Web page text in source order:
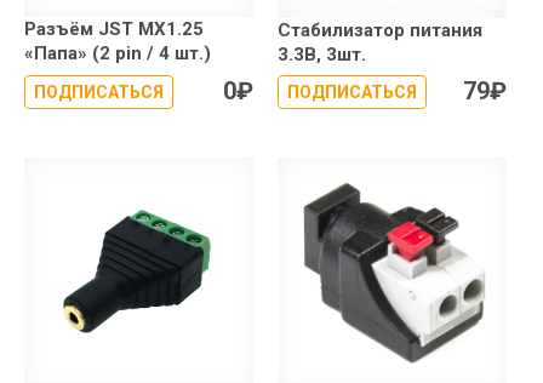
Разъём JST MX1.25
«Папа» (2 pin / 4 шт.)
ПОДПИСАТЬСЯ 0₽
Стабилизатор питания
3.3В, 3шт.
ПОДПИСАТЬСЯ 79₽